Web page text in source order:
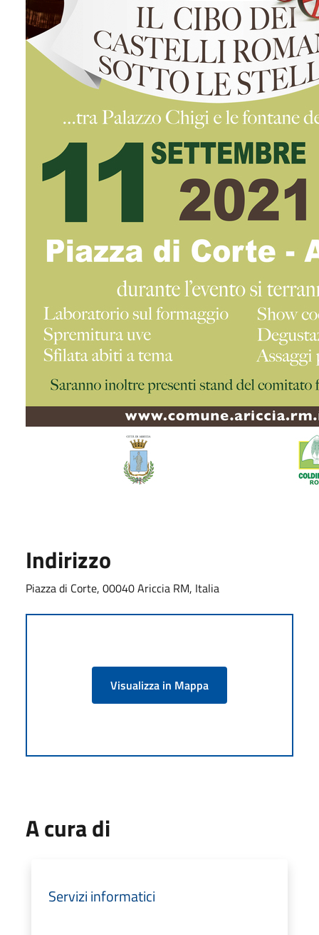
Indirizzo
Piazza di Corte, 00040 Ariccia RM, Italia
Visualizza in Mappa
A cura di
Servizi informatici